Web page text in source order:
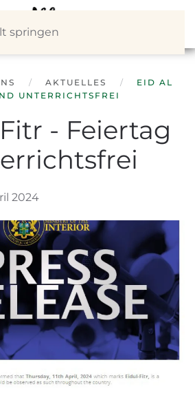
springen
AKTUELLES
EID AL
UNTERRICHTSFREI
- Feiertag
2024